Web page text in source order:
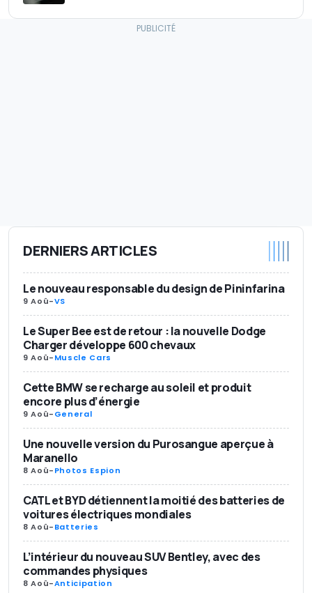
DERNIERS ARTICLES
Le nouveau responsable du design de Pininfarina
9 Aoû-VS
Le Super Bee est de retour : la nouvelle Dodge
Charger développe 600 chevaux
9 Aoû-Muscle Cars
Cette BMW se recharge au soleil et produit
encore plus d’énergie
9 Aoû-General
Une nouvelle version du Purosangue aperçue à
Maranello
8 Aoû-Photos Espion
CATL et BYD détiennent la moitié des batteries de
voitures électriques mondiales
8 Aoû-Batteries
L’intérieur du nouveau SUV Bentley, avec des
commandes physiques
8 Aoû-Anticipation